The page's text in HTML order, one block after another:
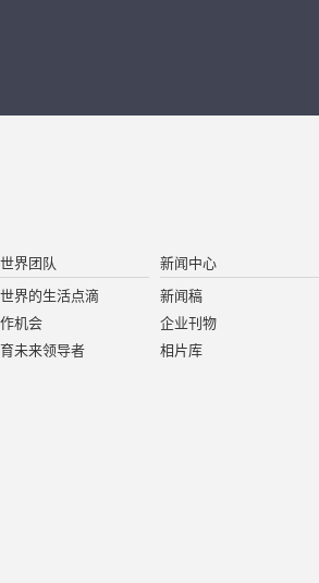
界团队
界的生活点滴
机会
未来领导者
新闻中心
新闻稿
企业刊物
相片库